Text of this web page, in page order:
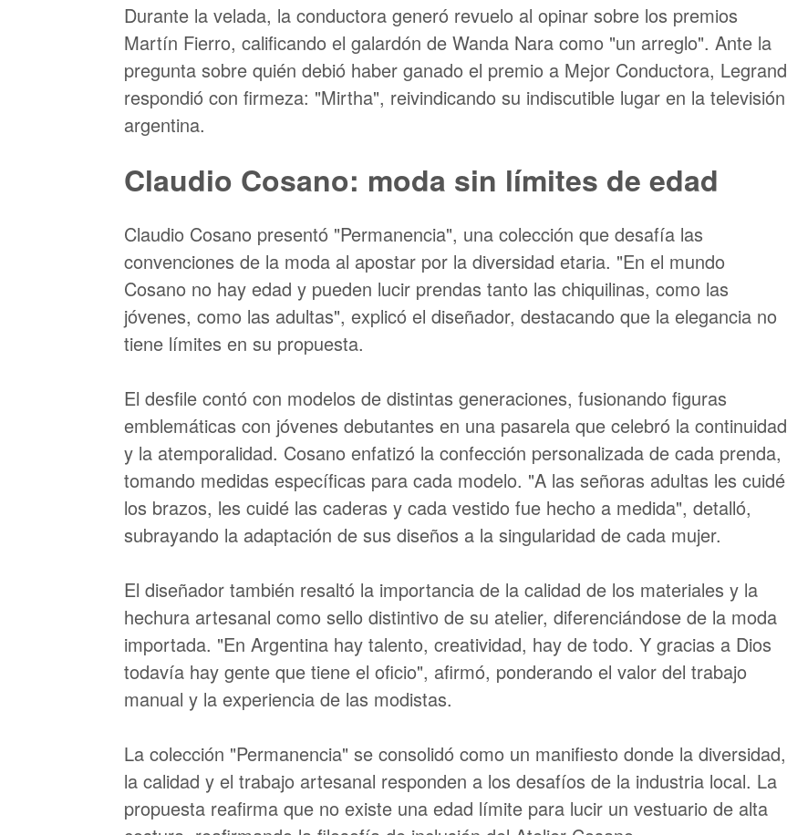
Durante la velada, la conductora generó revuelo al opinar sobre los premios
Martín Fierro, calificando el galardón de Wanda Nara como "un arreglo". Ante la
pregunta sobre quién debió haber ganado el premio a Mejor Conductora, Legrand
respondió con firmeza: "Mirtha", reivindicando su indiscutible lugar en la televisión
argentina.
Claudio Cosano: moda sin límites de edad
Claudio Cosano presentó "Permanencia", una colección que desafía las
convenciones de la moda al apostar por la diversidad etaria. "En el mundo
Cosano no hay edad y pueden lucir prendas tanto las chiquilinas, como las
jóvenes, como las adultas", explicó el diseñador, destacando que la elegancia no
tiene límites en su propuesta.
El desfile contó con modelos de distintas generaciones, fusionando figuras
emblemáticas con jóvenes debutantes en una pasarela que celebró la continuidad
y la atemporalidad. Cosano enfatizó la confección personalizada de cada prenda,
tomando medidas específicas para cada modelo. "A las señoras adultas les cuidé
los brazos, les cuidé las caderas y cada vestido fue hecho a medida", detalló,
subrayando la adaptación de sus diseños a la singularidad de cada mujer.
El diseñador también resaltó la importancia de la calidad de los materiales y la
hechura artesanal como sello distintivo de su atelier, diferenciándose de la moda
importada. "En Argentina hay talento, creatividad, hay de todo. Y gracias a Dios
todavía hay gente que tiene el oficio", afirmó, ponderando el valor del trabajo
manual y la experiencia de las modistas.
La colección "Permanencia" se consolidó como un manifiesto donde la diversidad,
la calidad y el trabajo artesanal responden a los desafíos de la industria local. La
propuesta reafirma que no existe una edad límite para lucir un vestuario de alta